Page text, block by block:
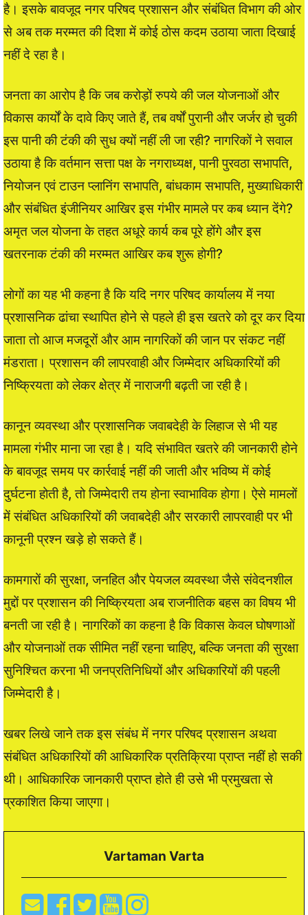
है। इसके बावजूद नगर परिषद प्रशासन और संबंधित विभाग की ओर
से अब तक मरम्मत की दिशा में कोई ठोस कदम उठाया जाता दिखाई
नहीं दे रहा है।
जनता का आरोप है कि जब करोड़ों रुपये की जल योजनाओं और
विकास कार्यों के दावे किए जाते हैं, तब वर्षों पुरानी और जर्जर हो चुकी
इस पानी की टंकी की सुध क्यों नहीं ली जा रही? नागरिकों ने सवाल
उठाया है कि वर्तमान सत्ता पक्ष के नगराध्यक्ष, पानी पुरवठा सभापति,
नियोजन एवं टाउन प्लानिंग सभापति, बांधकाम सभापति, मुख्याधिकारी
और संबंधित इंजीनियर आखिर इस गंभीर मामले पर कब ध्यान देंगे?
अमृत जल योजना के तहत अधूरे कार्य कब पूरे होंगे और इस
खतरनाक टंकी की मरम्मत आखिर कब शुरू होगी?
लोगों का यह भी कहना है कि यदि नगर परिषद कार्यालय में नया
प्रशासनिक ढांचा स्थापित होने से पहले ही इस खतरे को दूर कर दिया
जाता तो आज मजदूरों और आम नागरिकों की जान पर संकट नहीं
मंडराता। प्रशासन की लापरवाही और जिम्मेदार अधिकारियों की
निष्क्रियता को लेकर क्षेत्र में नाराजगी बढ़ती जा रही है।
कानून व्यवस्था और प्रशासनिक जवाबदेही के लिहाज से भी यह
मामला गंभीर माना जा रहा है। यदि संभावित खतरे की जानकारी होने
के बावजूद समय पर कार्रवाई नहीं की जाती और भविष्य में कोई
दुर्घटना होती है, तो जिम्मेदारी तय होना स्वाभाविक होगा। ऐसे मामलों
में संबंधित अधिकारियों की जवाबदेही और सरकारी लापरवाही पर भी
कानूनी प्रश्न खड़े हो सकते हैं।
कामगारों की सुरक्षा, जनहित और पेयजल व्यवस्था जैसे संवेदनशील
मुद्दों पर प्रशासन की निष्क्रियता अब राजनीतिक बहस का विषय भी
बनती जा रही है। नागरिकों का कहना है कि विकास केवल घोषणाओं
और योजनाओं तक सीमित नहीं रहना चाहिए, बल्कि जनता की सुरक्षा
सुनिश्चित करना भी जनप्रतिनिधियों और अधिकारियों की पहली
जिम्मेदारी है।
खबर लिखे जाने तक इस संबंध में नगर परिषद प्रशासन अथवा
संबंधित अधिकारियों की आधिकारिक प्रतिक्रिया प्राप्त नहीं हो सकी
थी। आधिकारिक जानकारी प्राप्त होते ही उसे भी प्रमुखता से
प्रकाशित किया जाएगा।
Vartaman Varta